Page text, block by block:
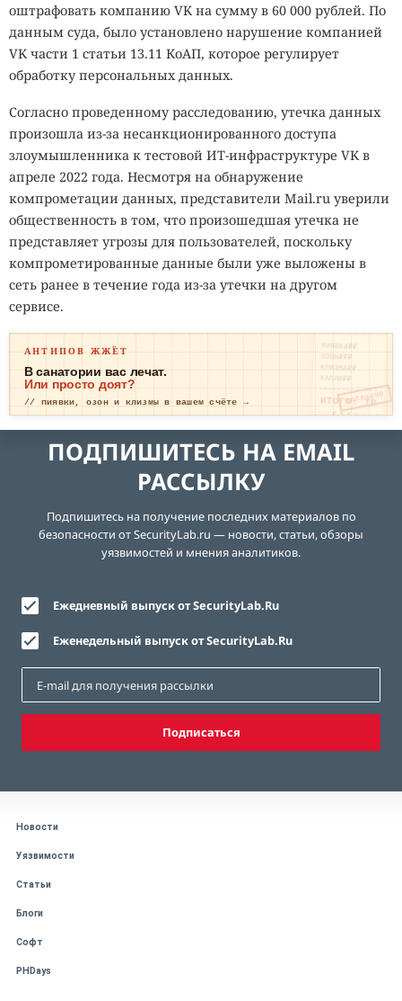
оштрафовать компанию VK на сумму в 60 000 рублей. По
данным суда, было установлено нарушение компанией
VK части 1 статьи 13.11 КоАП, которое регулирует
обработку персональных данных.
Согласно проведенному расследованию, утечка данных
произошла из-за несанкционированного доступа
злоумышленника к тестовой ИТ-инфраструктуре VK в
апреле 2022 года. Несмотря на обнаружение
компрометации данных, представители Mail.ru уверили
общественность в том, что произошедшая утечка не
представляет угрозы для пользователей, поскольку
компрометированные данные были уже выложены в
сеть ранее в течение года из-за утечки на другом
сервисе.
ПИЯВКИ₽₽
ОЗОН₽₽₽
КЛИЗМА₽₽
КАПЛИ₽₽
ИТОГО: ТР
ЕВОГА
ОПЛАЧЕНО
АНТИПОВ ЖЖЁТ
В санатории вас лечат.
Или просто доят?
// пиявки, озон и клизмы в вашем счёте →
ПОДПИШИТЕСЬ НА EMAIL
РАССЫЛКУ
Подпишитесь на получение последних материалов по
безопасности от SecurityLab.ru — новости, статьи, обзоры
уязвимостей и мнения аналитиков.
Ежедневный выпуск от SecurityLab.Ru
Еженедельный выпуск от SecurityLab.Ru
Подписаться
Новости
Уязвимости
Статьи
Блоги
Софт
PHDays